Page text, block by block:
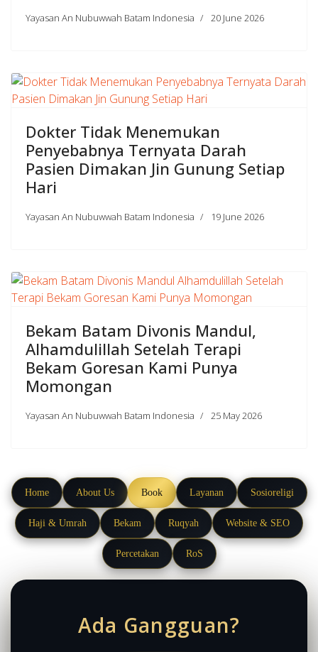
Yayasan An Nubuwwah Batam Indonesia 20 June 2026
Dokter Tidak Menemukan
Penyebabnya Ternyata Darah
Pasien Dimakan Jin Gunung Setiap
Hari
Yayasan An Nubuwwah Batam Indonesia 19 June 2026
Bekam Batam Divonis Mandul,
Alhamdulillah Setelah Terapi
Bekam Goresan Kami Punya
Momongan
Yayasan An Nubuwwah Batam Indonesia 25 May 2026
Home About Us Book Layanan Sosioreligi
Haji & Umrah Bekam Ruqyah Website & SEO
Percetakan RoS
Ada Gangguan?